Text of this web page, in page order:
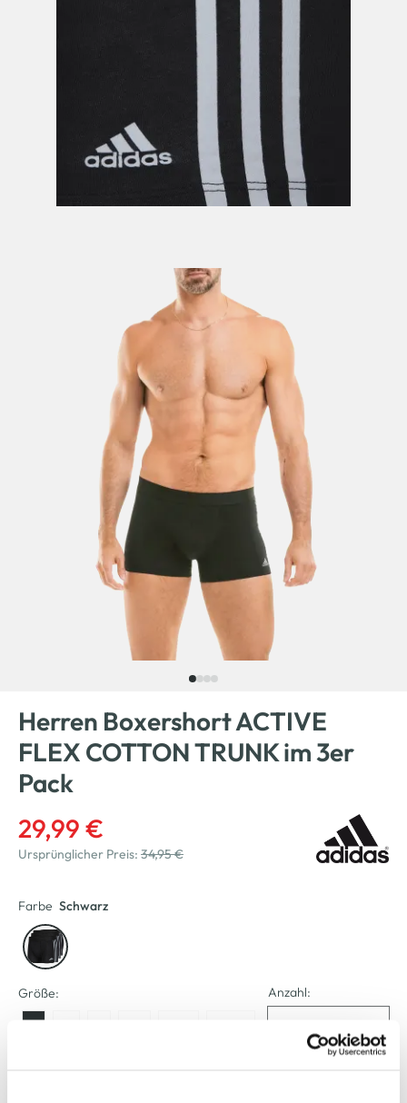
Herren Boxershort ACTIVE
FLEX COTTON TRUNK im 3er
Pack
29,99 €
Ursprünglicher Preis: 34,95 €
Farbe Schwarz
Größe: Anzahl: